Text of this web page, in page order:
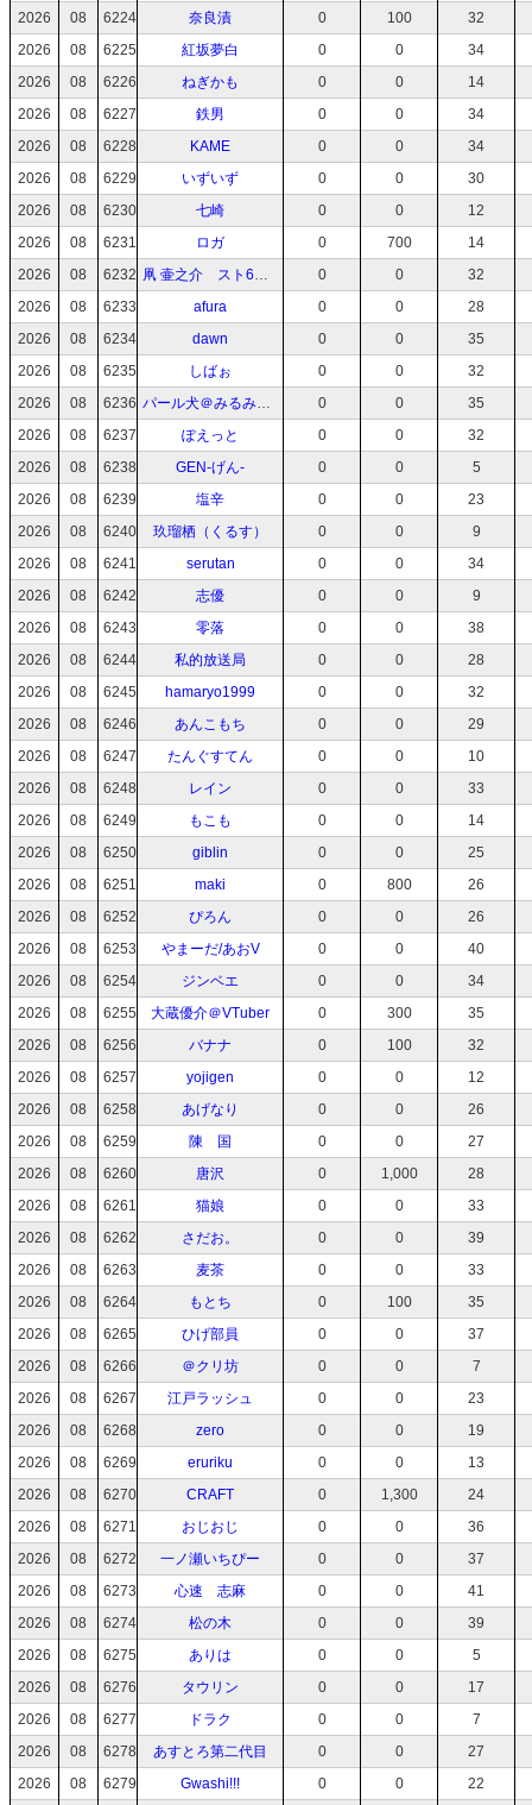
2026
08 6224 奈良漬 0 100
32
2026
08 6225 紅坂夢白 0 0
34
2026
08 6226 ねぎかも 0 0
14
2026
08 6227 鉄男 0 0
34
2026
08 6228 KAME 0 0
34
2026
08 6229 いずいず 0 0
30
2026
08 6230 七崎 0 0
12
2026
08 6231 ロガ 0 700
14
2026
08 6232 凧 壷之介 スト6と動画編集の人 0 0
32
2026
08 6233 afura 0 0
28
2026
08 6234 dawn 0 0
35
2026
08 6235 しばぉ 0 0
32
2026
08 6236 パール犬＠みるみるー 0 0
35
2026
08 6237 ぽえっと 0 0
32
2026
08 6238 GEN-げん- 0 0
5
2026
08 6239 塩辛 0 0
23
2026
08 6240 玖瑠栖（くるす） 0 0
9
2026
08 6241 serutan 0 0
34
2026
08 6242 志優 0 0
9
2026
08 6243 零落 0 0
38
2026
08 6244 私的放送局 0 0
28
2026
08 6245 hamaryo1999 0 0
32
2026
08 6246 あんこもち 0 0
29
2026
08 6247 たんぐすてん 0 0
10
2026
08 6248 レイン 0 0
33
2026
08 6249 もこも 0 0
14
2026
08 6250 giblin 0 0
25
2026
08 6251 maki 0 800
26
2026
08 6252 ぴろん 0 0
26
2026
08 6253 やまーだ/あおV 0 0
40
2026
08 6254 ジンベエ 0 0
34
2026
08 6255 大蔵優介＠VTuber 0 300
35
2026
08 6256 バナナ 0 100
32
2026
08 6257 yojigen 0 0
12
2026
08 6258 あげなり 0 0
26
2026
08 6259 陳 国 0 0
27
2026
08 6260 唐沢 0 1,000
28
2026
08 6261 猫娘 0 0
33
2026
08 6262 さだお。 0 0
39
2026
08 6263 麦茶 0 0
33
2026
08 6264 もとち 0 100
35
2026
08 6265 ひげ部員 0 0
37
2026
08 6266 ＠クリ坊 0 0
7
2026
08 6267 江戸ラッシュ 0 0
23
2026
08 6268 zero 0 0
19
2026
08 6269 eruriku 0 0
13
2026
08 6270 CRAFT 0 1,300
24
2026
08 6271 おじおじ 0 0
36
2026
08 6272 一ノ瀬いちぴー 0 0
37
2026
08 6273 心速 志麻 0 0
41
2026
08 6274 松の木 0 0
39
2026
08 6275 ありは 0 0
5
2026
08 6276 タウリン 0 0
17
2026
08 6277 ドラク 0 0
7
2026
08 6278 あすとろ第二代目 0 0
27
2026
08 6279 Gwashi!!! 0 0
22